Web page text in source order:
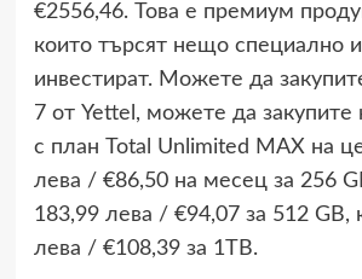
€2556,46. Това е премиум
които търсят нещо специално и
инвестират. Можете да
7 от Yettel, можете да закупите
с план Total Unlimited MAX на
лева / €86,50 на месец за 256
183,99 лева / €94,07 за 512 GB,
лева / €108,39 за 1TB.